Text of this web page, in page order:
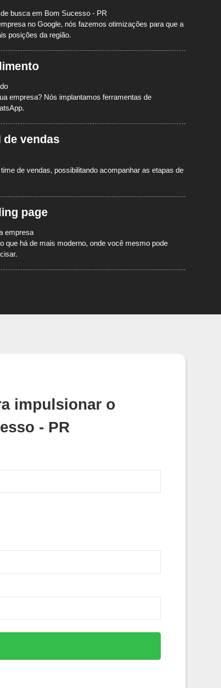
busca em Bom Sucesso - PR
no Google, nós fazemos otimizações para que a
posições da região.
empresa? Nós implantamos ferramentas de
de vendas
de vendas, possibilitando acompanhar as etapas de
page
empresa
que há de mais moderno, onde você mesmo pode
impulsionar o
- PR